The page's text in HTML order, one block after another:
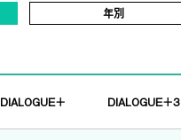
年別
DIALOGUE＋ DIALOGUE＋3